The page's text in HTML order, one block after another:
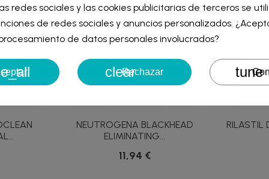
NEUTROGENA BLACKHEAD
ELIMINATING...
11,94 €
RILASTIL
de la lista de deseos
Cancelar Crear lista de
iniciar sesión para guardar productos en su lista de deseos.
Cancelar Iniciar
redes sociales y las cookies publicitarias de terceros se
de redes sociales y anuncios personalizados.
de datos personales involucrados?
clearRechazar tune